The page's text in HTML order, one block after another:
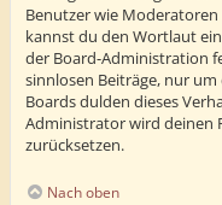
Benutzer wie
kannst du den Wortlaut
der Board-Administration
sinnlosen Beiträge, nur
Boards dulden dieses
Administrator wird deinen
zurücksetzen.
Nach oben